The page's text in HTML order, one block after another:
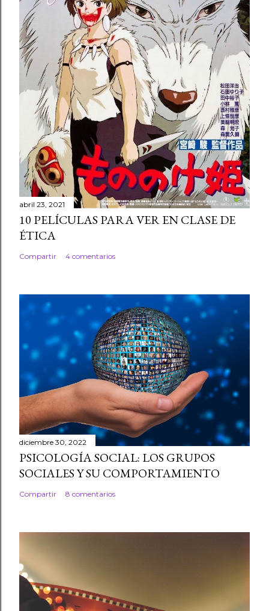
abril 23, 2021
10 PELÍCULAS PARA VER EN CLASE DE
ÉTICA
Compartir 4 comentarios
diciembre 30, 2022
PSICOLOGÍA SOCIAL: LOS GRUPOS
SOCIALES Y SU COMPORTAMIENTO
Compartir 8 comentarios